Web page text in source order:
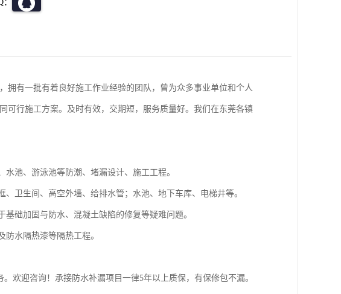
拥有一批有着良好施工作业经验的团队，曾为众多事业单位和个人
可行施工方案。及时有效，交期短，服务质量好。我们在东莞各镇
池、游泳池等防潮、堵漏设计、施工工程。
卫生间、高空外墙、给排水管；水池、地下车库、电梯井等。
础加固与防水、混凝土缺陷的修复等疑难问题。
水隔热漆等隔热工程。
欢迎咨询！承接防水补漏项目一律5年以上质保，有保修包不漏。